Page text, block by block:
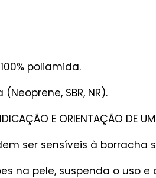
poliamida.
SBR, NR).
E ORIENTAÇÃO DE
ser sensíveis à borracha
na pele, suspenda o uso e